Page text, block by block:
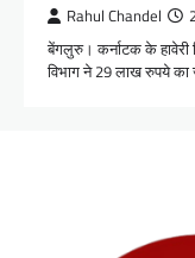
Rahul Chandel
बेंगलुरु। कर्नाटक के
विभाग ने 29 लाख रुपये का